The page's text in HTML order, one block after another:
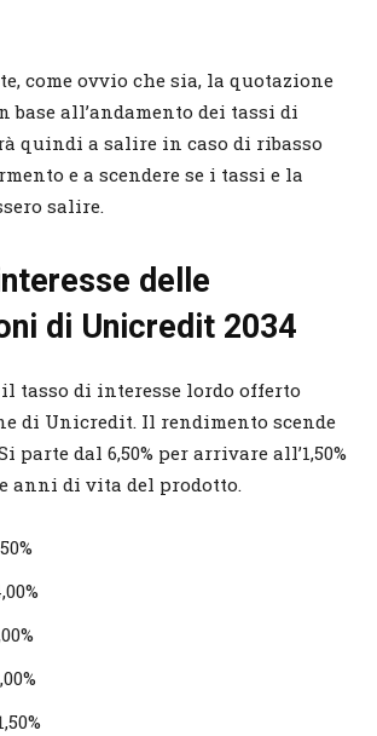
come ovvio che sia, la quotazione
base all’andamento dei tassi di
quindi a salire in caso di ribasso
e a scendere se i tassi e la
salire.
delle
di Unicredit 2034
tasso di interesse lordo offerto
di Unicredit. Il rendimento scende
parte dal 6,50% per arrivare all’1,50%
anni di vita del prodotto.